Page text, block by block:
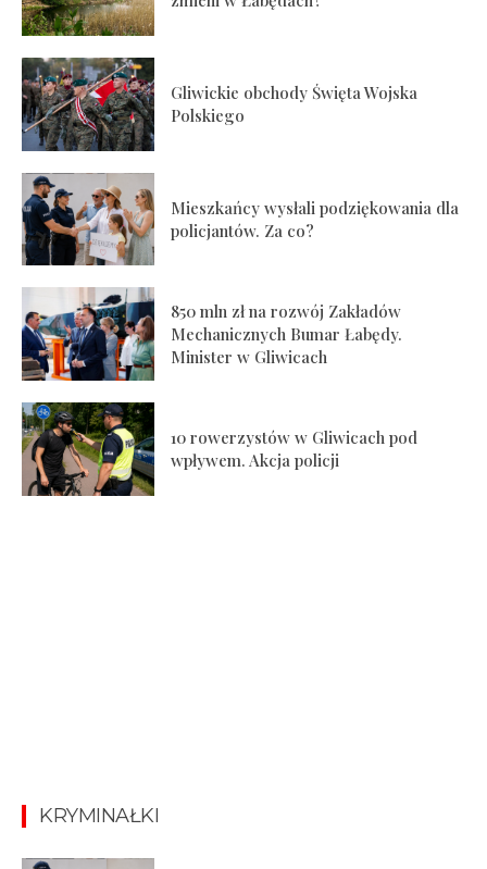
Gliwickie obchody Święta Wojska
Polskiego
Mieszkańcy wysłali podziękowania dla
policjantów. Za co?
850 mln zł na rozwój Zakładów
Mechanicznych Bumar Łabędy.
Minister w Gliwicach
10 rowerzystów w Gliwicach pod
wpływem. Akcja policji
KRYMINAŁKI